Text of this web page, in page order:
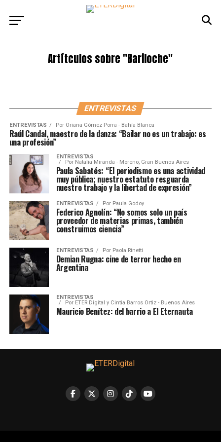
Artítculos sobre"Bariloche"
ENTREVISTAS
ENTREVISTAS Por Oriana Gómez Porra - Bahía Blanca
Raúl Candal, maestro de la danza: “Bailar no es un trabajo: es
una profesión”
ENTREVISTAS
Por Natalia Miranda - Moreno, Gran Buenos Aires
Paula Sabatés: “El periodismo es una actividad
muy pública; nuestro estatuto resguarda
nuestro trabajo y la libertad de expresión”
ENTREVISTAS Por Paula Godoy
Federico Agnolín: “No somos solo un país
proveedor de materias primas, también
construimos ciencia”
ENTREVISTAS Por Paola Rinetti
Demian Rugna: cine de terror hecho en
Argentina
ENTREVISTAS
Por ETER Digital y Cintia Barros Ortiz - Buenos Aires
Mauricio Benítez: del barrio a El Eternauta